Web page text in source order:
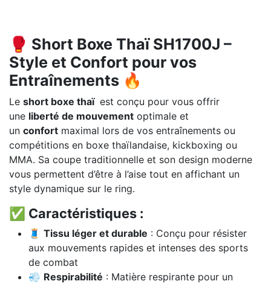
🥊 Short Boxe Thaï SH1700J –
Style et Confort pour vos
Entraînements 🔥
Le short boxe thaï est conçu pour vous offrir
une liberté de mouvement optimale et
un confort maximal lors de vos entraînements ou
compétitions en boxe thaïlandaise, kickboxing ou
MMA. Sa coupe traditionnelle et son design moderne
vous permettent d’être à l’aise tout en affichant un
style dynamique sur le ring.
✅ Caractéristiques :
🧵 Tissu léger et durable : Conçu pour résister
aux mouvements rapides et intenses des sports
de combat
💨 Respirabilité : Matière respirante pour un